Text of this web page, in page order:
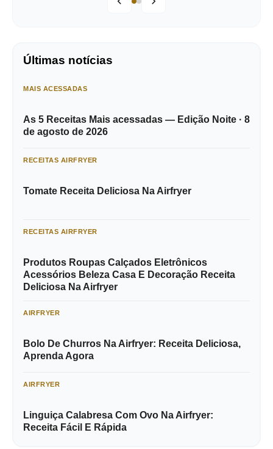
Últimas notícias
MAIS ACESSADAS
As 5 Receitas Mais acessadas — Edição Noite · 8
de agosto de 2026
RECEITAS AIRFRYER
Tomate Receita Deliciosa Na Airfryer
RECEITAS AIRFRYER
Produtos Roupas Calçados Eletrônicos
Acessórios Beleza Casa E Decoração Receita
Deliciosa Na Airfryer
AIRFRYER
Bolo De Churros Na Airfryer: Receita Deliciosa,
Aprenda Agora
AIRFRYER
Linguiça Calabresa Com Ovo Na Airfryer:
Receita Fácil E Rápida